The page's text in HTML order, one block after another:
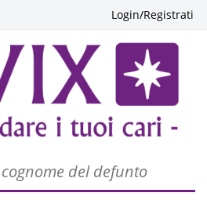
Login/Registrati